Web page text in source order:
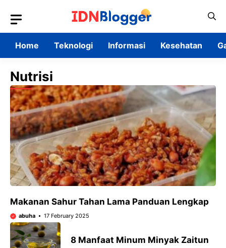
content
Home
Teknologi Informasi Kesehatan
Nutrisi
Makanan Sahur Tahan Lama Panduan Lengkap
abuha 17 February 2025
8 Manfaat Minum Minyak Zaitun